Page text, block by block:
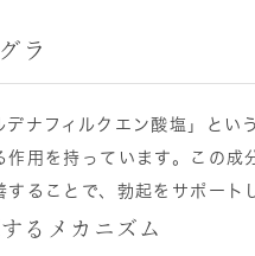
ラ
ナフィルクエン酸塩」とい
作用を持っています。この成
ることで、勃起をサポート
るメカニズム